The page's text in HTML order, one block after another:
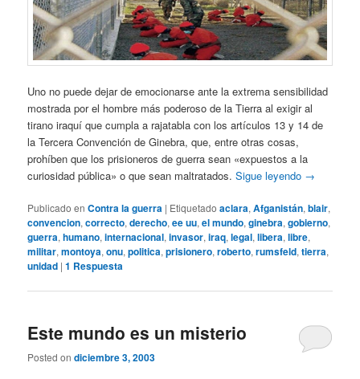
Uno no puede dejar de emocionarse ante la extrema sensibilidad
mostrada por el hombre más poderoso de la Tierra al exigir al
tirano iraquí que cumpla a rajatabla con los artículos 13 y 14 de
la Tercera Convención de Ginebra, que, entre otras cosas,
prohíben que los prisioneros de guerra sean «expuestos a la
curiosidad pública» o que sean maltratados.Sigue leyendo →
Publicado en Contra la guerra | Etiquetado aclara,Afganistán,blair,
convencion,correcto,derecho,ee uu,el mundo,ginebra,gobierno,
guerra,humano,internacional,invasor,iraq,legal,libera,libre,
militar,montoya,onu,politica,prisionero,roberto,rumsfeld,tierra,
unidad |1 Respuesta
Este mundo es un misterio
Posted ondiciembre 3, 2003